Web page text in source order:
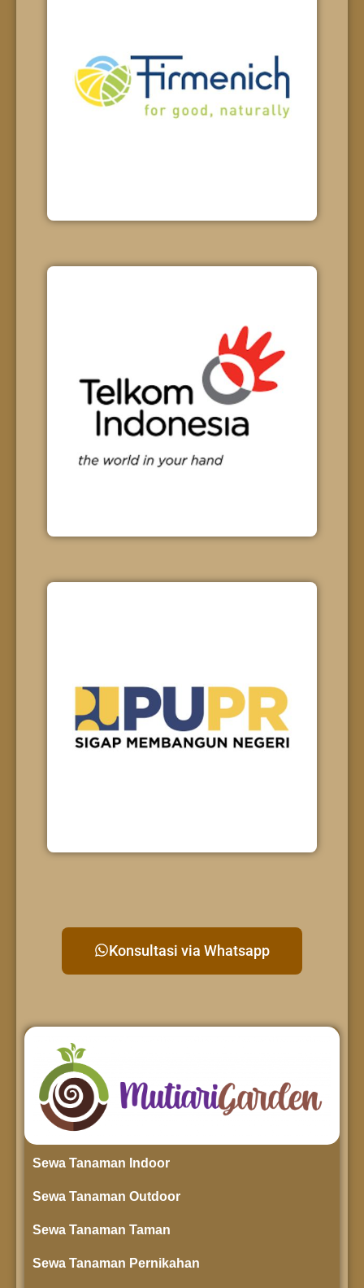
Konsultasi via Whatsapp
Sewa Tanaman Indoor
Sewa Tanaman Outdoor
Sewa Tanaman Taman
Sewa Tanaman Pernikahan